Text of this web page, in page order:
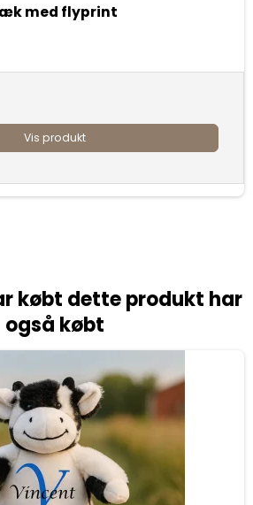
med flyprint
Vis produkt
købt dette produkt har
også købt